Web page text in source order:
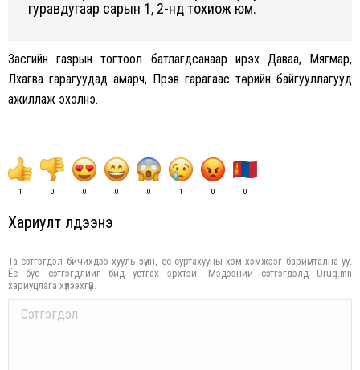
гуравдугаар сарын 1, 2-нд тохиож юм.
Засгийн газрын тогтоол батлагдсанаар ирэх Даваа, Мягмар,
Лхагва гарагуудад амарч, Пүрэв гарагаас төрийн байгууллагууд
ажиллаж эxэлнэ.
1 0 0 0 0 1 0 0
Хариулт үлдээнэ үү
Та сэтгэгдэл бичихдээ хууль зүйн, ёс суртахууны хэм хэмжээг баримтална уу.
Ёс бус сэтгэгдлийг бид устгах эрхтэй. Мэдээний сэтгэгдэлд Urug.mn
хариуцлага хүлээхгүй.
Comment